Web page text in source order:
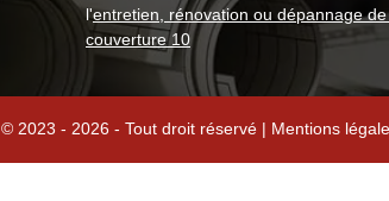
l'entretien, rénovation ou dépannage
couverture 10
© 2023 - 2026 - Tout droit réservé | Mentions